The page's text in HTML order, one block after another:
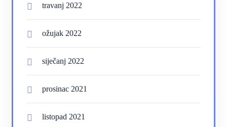
travanj 2022
ožujak 2022
siječanj 2022
prosinac 2021
listopad 2021